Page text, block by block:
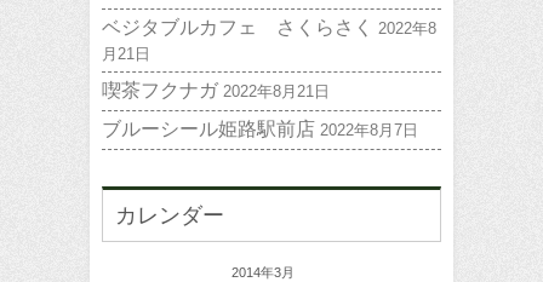
ベジタブルカフェ さくらさく
2022年8
月21日
喫茶フクナガ 2022年8月21日
ブルーシール姫路駅前店 2022年8月7日
カレンダー
2014年3月